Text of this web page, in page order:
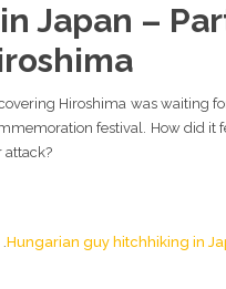
Japan –
Hiroshima was waiting
festival. How did it
Hungarian guy hitchhiking in